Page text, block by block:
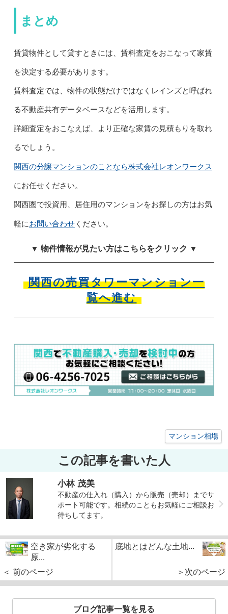
まとめ
賃貸物件として貸すときには、賃料査定をおこなって家賃
を決定する必要があります。
賃料査定では、物件の状態だけではなくレインズと呼ばれ
る不動産共有データベースなどを活用します。
詳細査定をおこなえば、より正確な家賃の見積もりを取れ
るでしょう。
関西の分譲マンションのことなら株式会社レオンワークス
にお任せください。
関西圏で投資用、居住用のマンションをお探しの方はお気
軽にお問い合わせください。
▼ 物件情報が見たい方はこちらをクリック ▼
関西の売買タワーマンション一
覧へ進む
マンション相場
この記事を書いた人
小林 茂美
不動産の仕入れ（購入）から販売（売却）までサ
ポート可能です。相続のこともお気軽にご相談お
待ちしてます。
空き家が劣化する
原...
＜ 前のページ
底地とはどんな土地...
＞次のページ
ブログ記事一覧を見る